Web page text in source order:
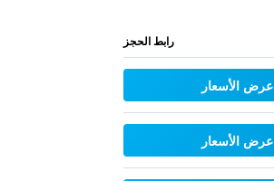
رابط الحجز
عرض الأسعار
عرض الأسعار